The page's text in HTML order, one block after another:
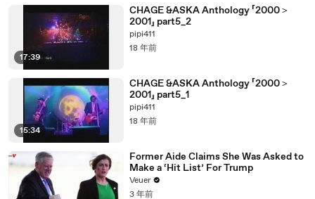
17:39
CHAGE &ASKA Anthology 「2000＞
2001」 part5_2
pipi411
18 年前
15:34
CHAGE &ASKA Anthology 「2000＞
2001」 part5_1
pipi411
18 年前
Former Aide Claims She Was Asked to
Make a ‘Hit List’ For Trump
Veuer
3 年前